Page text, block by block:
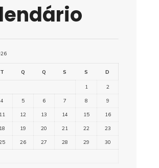
T Q Q S S D
1
2
4 5 6 7 8
9
11 12 13 14 15
16
18 19 20 21 22
23
26 27 28 29
30